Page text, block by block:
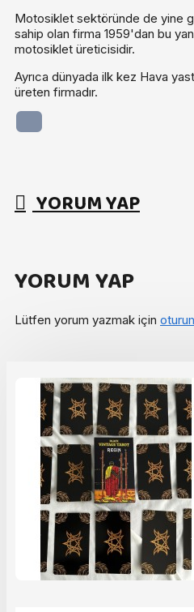
Motosiklet sektöründe de yine
sahip olan firma 1959'dan bu
motosiklet üreticisidir.
Ayrıca dünyada ilk kez Hava
üreten firmadır.
YORUM YAP
YORUM YAP
Lütfen yorum yazmak için